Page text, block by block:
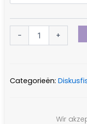
- +
Categorieën:
Wir